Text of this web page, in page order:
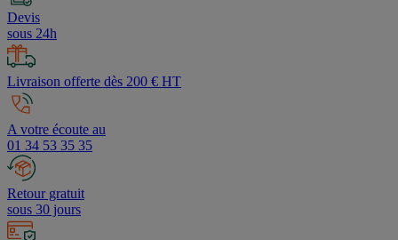
Devis
sous 24h
Livraison offerte dès 200 € HT
A votre écoute au
01 34 53 35 35
Retour gratuit
sous 30 jours